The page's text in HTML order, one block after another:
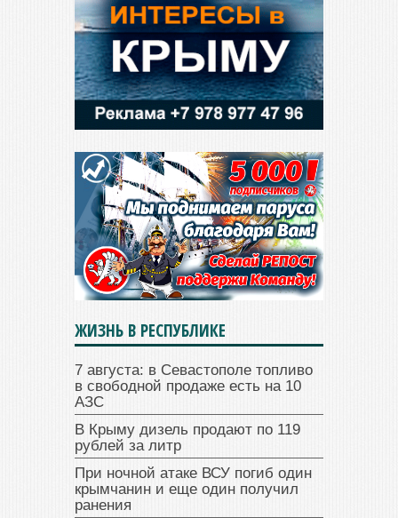
ЖИЗНЬ В РЕСПУБЛИКЕ
7 августа: в Севастополе топливо
в свободной продаже есть на 10
АЗС
В Крыму дизель продают по 119
рублей за литр
При ночной атаке ВСУ погиб один
крымчанин и еще один получил
ранения